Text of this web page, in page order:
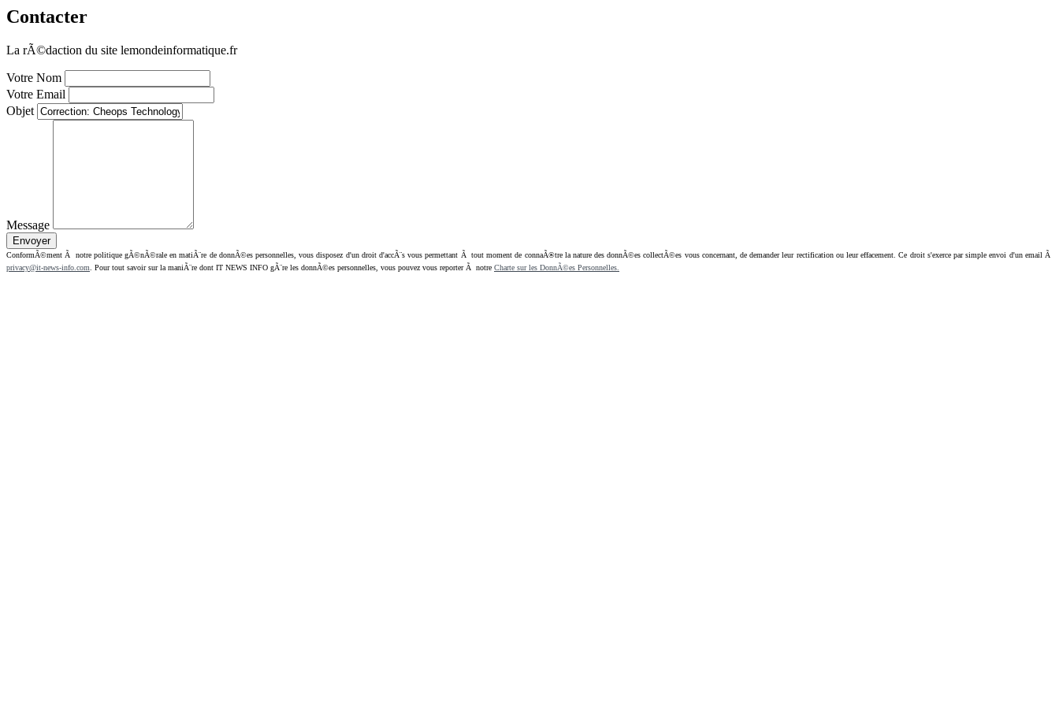
Contacter
La rÃ©daction du site lemondeinformatique.fr
Votre Nom
Votre Email
Objet
Message
ConformÃ©ment Ã notre politique gÃ©nÃ©rale en matiÃ¨re de donnÃ©es personnelles, vous disposez d'un droit d'accÃ¨s vous permettant Ã tout moment de connaÃ®tre la nature des donnÃ©es collectÃ©es vous concernant, de demander leur rectification ou leur effacement. Ce droit s'exerce par simple envoi d'un email Ã
privacy@it-news-info.com . Pour tout savoir sur la maniÃ¨re dont IT NEWS INFO gÃ¨re les donnÃ©es personnelles, vous pouvez vous reporter Ã notre Charte sur les DonnÃ©es Personnelles.